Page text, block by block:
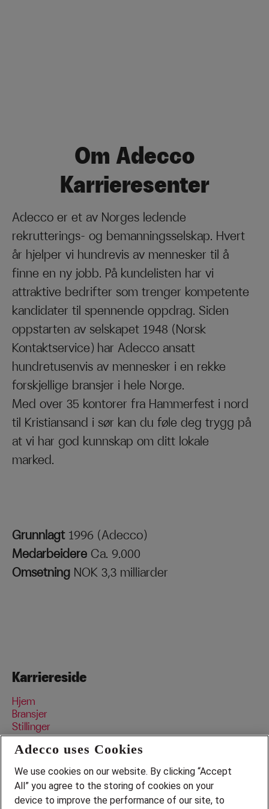
Om Adecco
Karrieresenter
Adecco er et av Norges ledende
rekrutterings- og bemanningsselskap. Hvert
år hjelper vi hundrevis av mennesker til å
finne en ny jobb. På kundelisten har vi
attraktive bedrifter som trenger kompetente
kandidater til spennende oppdrag. Siden
oppstarten av selskapet 1948 (Norsk
Kontaktservice) har Adecco ansatt
hundretusenvis av mennesker i en rekke
forskjellige bransjer i hele Norge.
Med over 35 kontorer fra Hammerfest i nord
til Kristiansand i sør kan du føle deg trygg på
at vi har god kunnskap om ditt lokale
marked.
Grunnlagt 1996 (Adecco)
Medarbeidere Ca. 9.000
Omsetning NOK 3,3 milliarder
Karriereside
Hjem
Bransjer
Stillinger
Data og personvern
Bransjer
Pedagogisk
Adecco uses Cookies
We use cookies on our website. By clicking “Accept
All” you agree to the storing of cookies on your
device to improve the performance of our site, to